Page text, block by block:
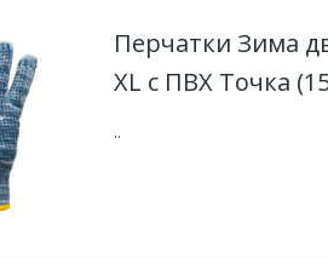
Перчатки Зима
XL с ПВХ Точка
..